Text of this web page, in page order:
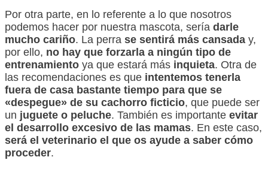
Por otra parte, en lo referente a lo que nosotros
podemos hacer por nuestra mascota, sería darle
mucho cariño. La perra se sentirá más cansada y,
por ello, no hay que forzarla a ningún tipo de
entrenamiento ya que estará más inquieta. Otra de
las recomendaciones es que intentemos tenerla
fuera de casa bastante tiempo para que se
«despegue» de su cachorro ficticio, que puede ser
un juguete o peluche. También es importante evitar
el desarrollo excesivo de las mamas. En este caso,
será el veterinario el que os ayude a saber cómo
proceder.